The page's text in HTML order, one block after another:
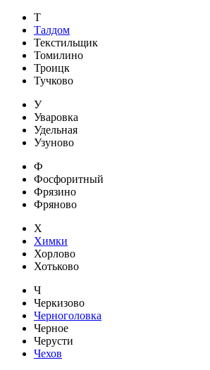
Т
Талдом
Текстильщик
Томилино
Троицк
Тучково
У
Уваровка
Удельная
Узуново
Ф
Фосфоритный
Фрязино
Фряново
Х
Химки
Хорлово
Хотьково
Ч
Черкизово
Черноголовка
Черное
Черусти
Чехов